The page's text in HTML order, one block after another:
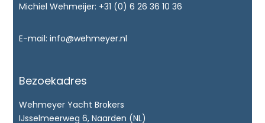
Michiel Wehmeijer: +31 (0) 6 26 36 10 36
E-mail: info@wehmeyer.nl
Bezoekadres
Wehmeyer Yacht Brokers
IJsselmeerweg 6, Naarden (NL)